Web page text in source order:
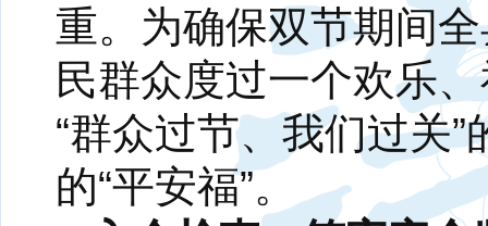
重。为确保双节期间
民群众度过一个欢乐
“群众过节、我们过关
的“平安福”。